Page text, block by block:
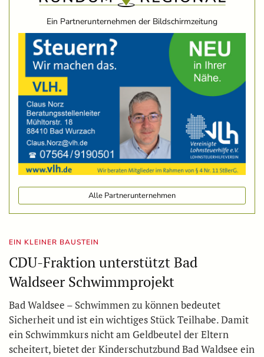
Ein Partnerunternehmen der Bildschirmzeitung
Alle Partnerunternehmen
EIN KLEINER BAUSTEIN
CDU-Fraktion unterstützt Bad
Waldseer Schwimmprojekt
Bad Waldsee – Schwimmen zu können bedeutet
Sicherheit und ist ein wichtiges Stück Teilhabe. Damit
ein Schwimmkurs nicht am Geldbeutel der Eltern
scheitert, bietet der Kinderschutzbund Bad Waldsee ein